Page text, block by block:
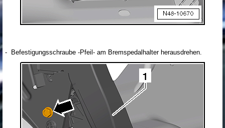
- Befestigungsschraube -Pfeil- am Bremspedalhalter herausdrehen.